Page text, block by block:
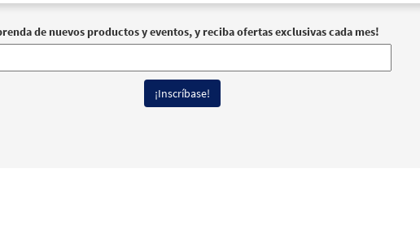
de nuevos productos y eventos, y reciba ofertas exclusivas cada mes!